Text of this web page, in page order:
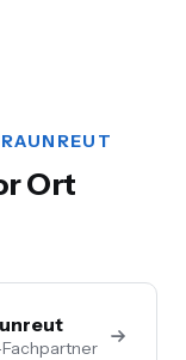
Ort